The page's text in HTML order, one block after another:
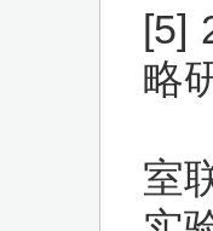
[5]
略
室